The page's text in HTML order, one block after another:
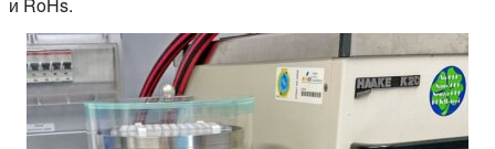
и RoHs.